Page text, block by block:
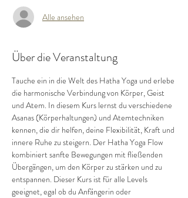
Alle ansehen
Über die Veranstaltung
Tauche ein in die Welt des Hatha Yoga und erlebe
die harmonische Verbindung von Körper, Geist
und Atem. In diesem Kurs lernst du verschiedene
Asanas (Körperhaltungen) und Atemtechniken
kennen, die dir helfen, deine Flexibilität, Kraft und
innere Ruhe zu steigern. Der Hatha Yoga Flow
kombiniert sanfte Bewegungen mit fließenden
Übergängen, um den Körper zu stärken und zu
entspannen. Dieser Kurs ist für alle Levels
geeignet, egal ob du Anfängerin oder